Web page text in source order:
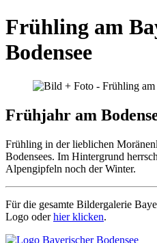
Frühling am
Bodensee
Frühjahr am
Frühling in der lieblichen
Bodensees. Im Hintergrund
Alpengipfeln noch der Winter.
Für die gesamte Bildergalerie
Logo oderhier klicken.